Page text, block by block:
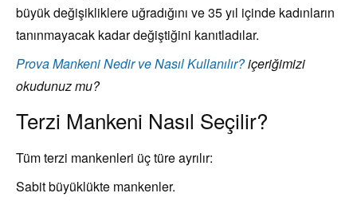
büyük değişikliklere uğradığını ve 35 yıl içinde kadınların
tanınmayacak kadar değiştiğini kanıtladılar.
Prova Mankeni Nedir ve Nasıl Kullanılır?içeriğimizi
okudunuz mu?
Terzi Mankeni Nasıl Seçilir?
Tüm terzi mankenleri üç türe ayrılır:
Sabit büyüklükte mankenler.